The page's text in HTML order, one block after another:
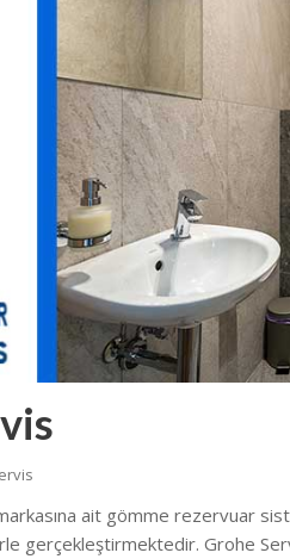
ait gömme rezervuar
gerçekleştirmektedir. Grohe